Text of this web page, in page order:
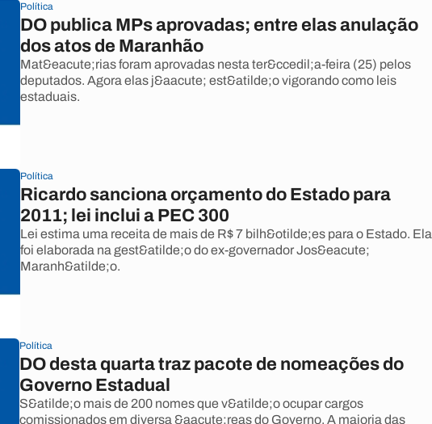
Política
DO publica MPs aprovadas; entre elas anulação
dos atos de Maranhão
Mat&eacute;rias foram aprovadas nesta ter&ccedil;a-feira (25) pelos
deputados. Agora elas j&aacute; est&atilde;o vigorando como leis
estaduais.
Política
Ricardo sanciona orçamento do Estado para
2011; lei inclui a PEC 300
Lei estima uma receita de mais de R$ 7 bilh&otilde;es para o Estado. Ela
foi elaborada na gest&atilde;o do ex-governador Jos&eacute;
Maranh&atilde;o.
Política
DO desta quarta traz pacote de nomeações do
Governo Estadual
S&atilde;o mais de 200 nomes que v&atilde;o ocupar cargos
comissionados em diversa &aacute;reas do Governo. A maioria das